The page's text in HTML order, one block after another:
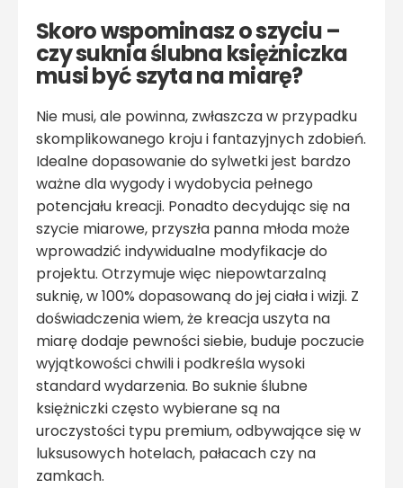
Skoro wspominasz o szyciu –
czy suknia ślubna księżniczka
musi być szyta na miarę?
Nie musi, ale powinna, zwłaszcza w przypadku
skomplikowanego kroju i fantazyjnych zdobień.
Idealne dopasowanie do sylwetki jest bardzo
ważne dla wygody i wydobycia pełnego
potencjału kreacji. Ponadto decydując się na
szycie miarowe, przyszła panna młoda może
wprowadzić indywidualne modyfikacje do
projektu. Otrzymuje więc niepowtarzalną
suknię, w 100% dopasowaną do jej ciała i wizji. Z
doświadczenia wiem, że kreacja uszyta na
miarę dodaje pewności siebie, buduje poczucie
wyjątkowości chwili i podkreśla wysoki
standard wydarzenia. Bo suknie ślubne
księżniczki często wybierane są na
uroczystości typu premium, odbywające się w
luksusowych hotelach, pałacach czy na
zamkach.